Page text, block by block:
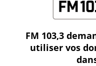
FM 103,3
utiliser vos